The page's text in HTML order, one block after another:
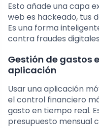
Esto añade una capa
web es hackeado, tus
Es una forma
contra fraudes
Gestión de gastos
aplicación
Usar una aplicación
el control financiero
gasto en tiempo real.
presupuesto mensual